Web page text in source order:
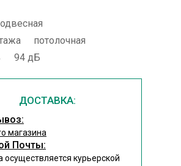
потолочная
94 дБ
ДОСТАВКА:
магазина
Почты:
осуществляется курьерской